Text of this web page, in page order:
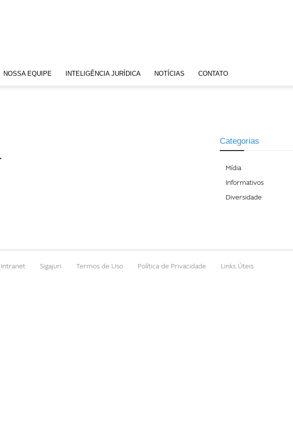
NOSSA EQUIPE INTELIGÊNCIA JURÍDICA NOTÍCIAS CONTATO
Categorias
Mídia
Informativos
Diversidade
Intranet Sigajuri Termos de Uso Política de Privacidade Links Úteis